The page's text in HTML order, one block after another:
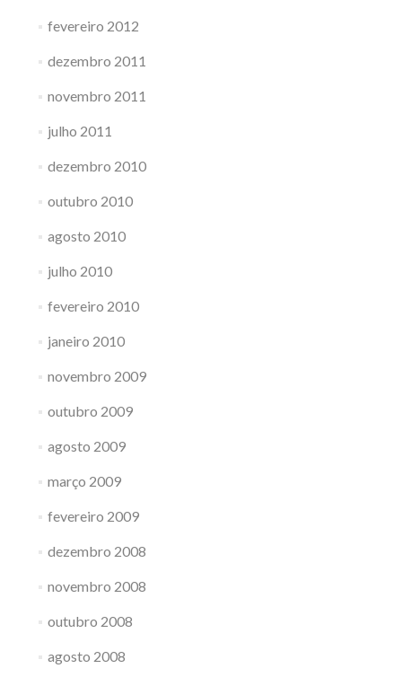
fevereiro 2012
dezembro 2011
novembro 2011
julho 2011
dezembro 2010
outubro 2010
agosto 2010
julho 2010
fevereiro 2010
janeiro 2010
novembro 2009
outubro 2009
agosto 2009
março 2009
fevereiro 2009
dezembro 2008
novembro 2008
outubro 2008
agosto 2008